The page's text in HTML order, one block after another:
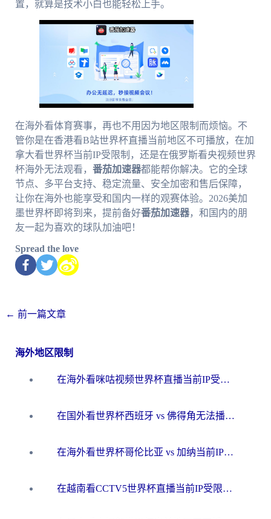
置，就算是技术小白也能轻松上手。
在海外看体育赛事，再也不用因为地区限制而烦恼。不
管你是在香港看B站世界杯直播当前地区不可播放，在加
拿大看世界杯当前IP受限制，还是在俄罗斯看央视频世界
杯海外无法观看， 番茄加速器都能帮你解决。它的全球
节点、多平台支持、稳定流量、安全加密和售后保障，
让你在海外也能享受和国内一样的观赛体验。2026美加
墨世界杯即将到来，提前备好番茄加速器，和国内的朋
友一起为喜欢的球队加油吧！
Spread the love
← 前一篇文章
海外地区限制
在海外看咪咕视频世界杯直播当前IP受限制？这篇指南帮你搞定所有体育赛事观看难题
在国外看世界杯西班牙 vs 佛得角无法播放？这篇指南帮你解锁所有中文体育直播
在海外看世界杯哥伦比亚 vs 加纳当前IP受限制？这篇指南帮你流畅看中文解说赛事
在越南看CCTV5世界杯直播当前IP受限制？海外党体育观赛终极指南来了